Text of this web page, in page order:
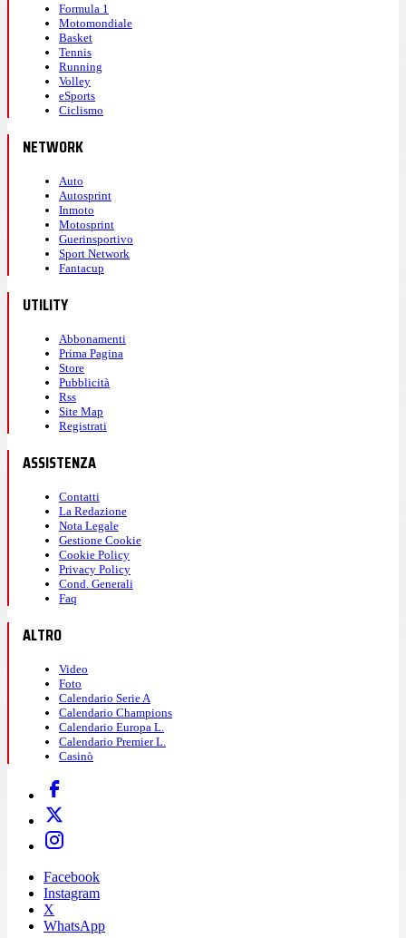
Formula 1
Motomondiale
Basket
Tennis
Running
Volley
eSports
Ciclismo
NETWORK
Auto
Autosprint
Inmoto
Motosprint
Guerinsportivo
Sport Network
Fantacup
UTILITY
Abbonamenti
Prima Pagina
Store
Pubblicità
Rss
Site Map
Registrati
ASSISTENZA
Contatti
La Redazione
Nota Legale
Gestione Cookie
Cookie Policy
Privacy Policy
Cond. Generali
Faq
ALTRO
Video
Foto
Calendario Serie A
Calendario Champions
Calendario Europa L.
Calendario Premier L.
Casinò
Facebook
Instagram
X
WhatsApp